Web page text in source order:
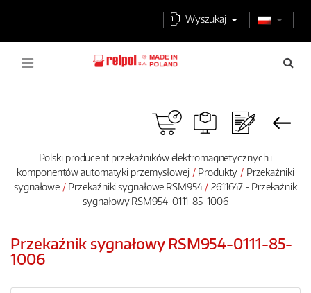
Wyszukaj
Polski producent przekaźników elektromagnetycznych i
komponentów automatyki przemysłowej
Produkty
Przekaźniki
sygnałowe
Przekaźniki sygnałowe RSM954
2611647 - Przekaźnik
sygnałowy RSM954-0111-85-1006
Przekaźnik sygnałowy RSM954-0111-85-
1006